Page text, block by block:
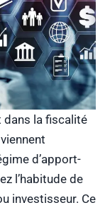
dans la fiscalité
d’apport-
l’habitude de
investisseur. Ce